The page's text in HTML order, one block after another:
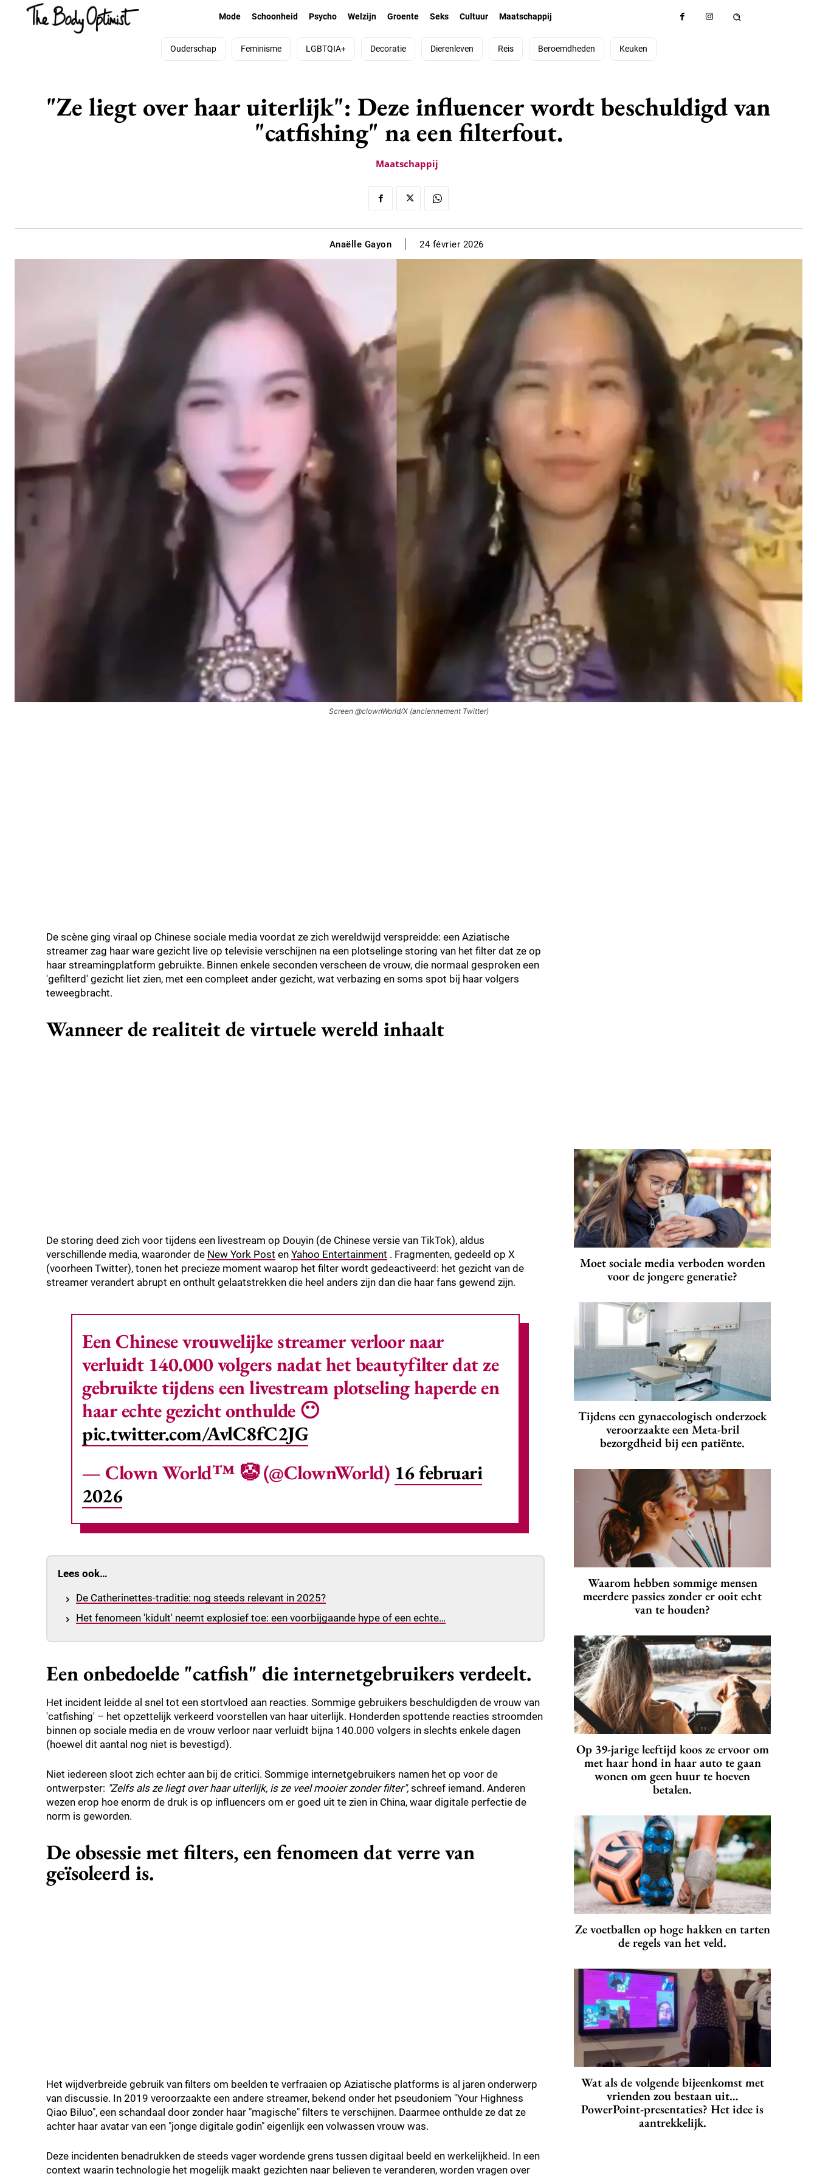
Mode Schoonheid Psycho Welzijn Groente Seks Cultuur Maatschappij
Ouderschap Feminisme LGBTQIA+ Decoratie Dierenleven Reis Beroemdheden Keuken
"Ze liegt over haar uiterlijk": Deze influencer wordt beschuldigd van
"catfishing" na een filterfout.
Maatschappij
Anaëlle Gayon 24 février 2026
Screen @clownWorld/X (anciennement Twitter)
De scène ging viraal op Chinese sociale media voordat ze zich wereldwijd verspreidde: een Aziatische
streamer zag haar ware gezicht live op televisie verschijnen na een plotselinge storing van het filter dat ze op
haar streamingplatform gebruikte. Binnen enkele seconden verscheen de vrouw, die normaal gesproken een
'gefilterd' gezicht liet zien, met een compleet ander gezicht, wat verbazing en soms spot bij haar volgers
teweegbracht.
Wanneer de realiteit de virtuele wereld inhaalt
De storing deed zich voor tijdens een livestream op Douyin (de Chinese versie van TikTok), aldus
verschillende media, waaronder de New York Post en Yahoo Entertainment . Fragmenten, gedeeld op X
(voorheen Twitter), tonen het precieze moment waarop het filter wordt gedeactiveerd: het gezicht van de
streamer verandert abrupt en onthult gelaatstrekken die heel anders zijn dan die haar fans gewend zijn.
Een Chinese vrouwelijke streamer verloor naar
verluidt 140.000 volgers nadat het beautyfilter dat ze
gebruikte tijdens een livestream plotseling haperde en
haar echte gezicht onthulde 😶
pic.twitter.com/AvlC8fC2JG
— Clown World™ 🤡 (@ClownWorld) 16 februari
2026
Lees ook…
De Catherinettes-traditie: nog steeds relevant in 2025?
Het fenomeen 'kidult' neemt explosief toe: een voorbijgaande hype of een echte…
Een onbedoelde "catfish" die internetgebruikers verdeelt.
Het incident leidde al snel tot een stortvloed aan reacties. Sommige gebruikers beschuldigden de vrouw van
'catfishing' – het opzettelijk verkeerd voorstellen van haar uiterlijk. Honderden spottende reacties stroomden
binnen op sociale media en de vrouw verloor naar verluidt bijna 140.000 volgers in slechts enkele dagen
(hoewel dit aantal nog niet is bevestigd).
Niet iedereen sloot zich echter aan bij de critici. Sommige internetgebruikers namen het op voor de
ontwerpster: "Zelfs als ze liegt over haar uiterlijk, is ze veel mooier zonder filter", schreef iemand. Anderen
wezen erop hoe enorm de druk is op influencers om er goed uit te zien in China, waar digitale perfectie de
norm is geworden.
De obsessie met filters, een fenomeen dat verre van
geïsoleerd is.
Het wijdverbreide gebruik van filters om beelden te verfraaien op Aziatische platforms is al jaren onderwerp
van discussie. In 2019 veroorzaakte een andere streamer, bekend onder het pseudoniem "Your Highness
Qiao Biluo", een schandaal door zonder haar "magische" filters te verschijnen. Daarmee onthulde ze dat ze
achter haar avatar van een "jonge digitale godin" eigenlijk een volwassen vrouw was.
Deze incidenten benadrukken de steeds vager wordende grens tussen digitaal beeld en werkelijkheid. In een
context waarin technologie het mogelijk maakt gezichten naar believen te veranderen, worden vragen over
Moet sociale media verboden worden
voor de jongere generatie?
Tijdens een gynaecologisch onderzoek
veroorzaakte een Meta-bril
bezorgdheid bij een patiënte.
Waarom hebben sommige mensen
meerdere passies zonder er ooit echt
van te houden?
Op 39-jarige leeftijd koos ze ervoor om
met haar hond in haar auto te gaan
wonen om geen huur te hoeven
betalen.
Ze voetballen op hoge hakken en tarten
de regels van het veld.
Wat als de volgende bijeenkomst met
vrienden zou bestaan uit…
PowerPoint-presentaties? Het idee is
aantrekkelijk.